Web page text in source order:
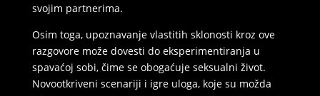
svojim partnerima.
Osim toga, upoznavanje vlastitih sklonosti kroz ove
razgovore može dovesti do eksperimentiranja u
spavaćoj sobi, čime se obogaćuje seksualni život.
Novootkriveni scenariji i igre uloga, koje su možda